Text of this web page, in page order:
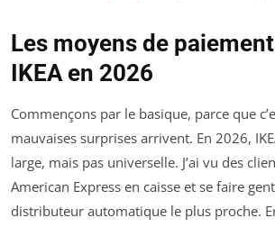
Les moyens de
IKEA en 2026
Commençons par le basique, parce que
mauvaises surprises arrivent. En 2026,
large, mais pas universelle. J’ai vu des
American Express en caisse et se faire
distributeur automatique le plus proche.